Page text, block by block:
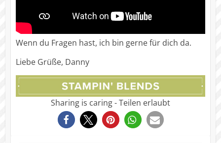
Wenn du Fragen hast, ich bin gerne für dich da.
Liebe Grüße, Danny
Sharing is caring - Teilen erlaubt
127